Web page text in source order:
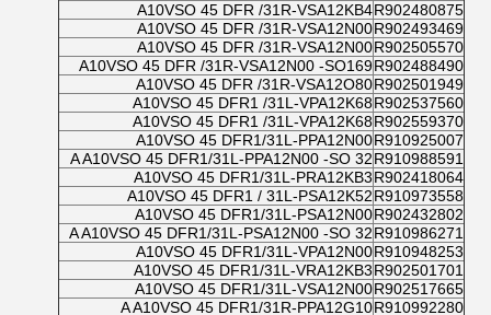
R902480875
A10VSO 45 DFR /31R-VSA12KB4
R902493469
A10VSO 45 DFR /31R-VSA12N00
R902505570
A10VSO 45 DFR /31R-VSA12N00
R902488490
A10VSO 45 DFR /31R-VSA12N00 -SO169
R902501949
A10VSO 45 DFR /31R-VSA12O80
R902537560
A10VSO 45 DFR1 /31L-VPA12K68
R902559370
A10VSO 45 DFR1 /31L-VPA12K68
R910925007
A10VSO 45 DFR1/31L-PPA12N00
R910988591
A A10VSO 45 DFR1/31L-PPA12N00 -SO 32
R902418064
A10VSO 45 DFR1/31L-PRA12KB3
R910973558
A10VSO 45 DFR1 / 31L-PSA12K52
R902432802
A10VSO 45 DFR1/31L-PSA12N00
R910986271
A A10VSO 45 DFR1/31L-PSA12N00 -SO 32
R910948253
A10VSO 45 DFR1/31L-VPA12N00
R902501701
A10VSO 45 DFR1/31L-VRA12KB3
R902517665
A10VSO 45 DFR1/31L-VSA12N00
R910992280
A A10VSO 45 DFR1/31R-PPA12G10